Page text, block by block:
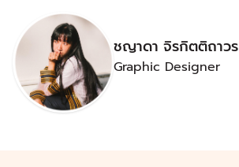
ชญาดา จิรกิตติถาวร
Graphic Designer